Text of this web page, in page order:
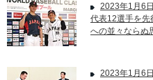
2023年1月6日
代表12選手を先
への並々ならぬ
2023年1月6日